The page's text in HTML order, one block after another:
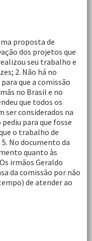
proposta de
dos projetos que
seu trabalho e
2. Não há no
que a comissão
no Brasil e no
que todos os
ser considerados na
para que fosse
o trabalho de
No documento da
quanto às
irmãos Geraldo
da comissão por não
de atender ao